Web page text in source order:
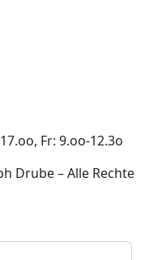
Fr: 9.oo-12.3o
Drube – Alle Rechte